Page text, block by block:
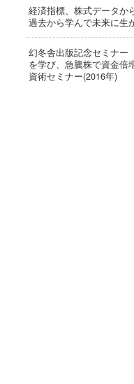
経済指標、株式データか
過去から学んで未来に生
幻冬舎出版記念セミナ
を学び、急騰株で資金倍
資術セミナー(2016年)